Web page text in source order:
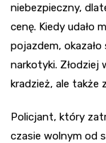
niebezpieczny,
cenę. Kiedy udało
pojazdem,
narkotyki. Złodziej
kradzież, ale także
Policjant, który
czasie wolnym od